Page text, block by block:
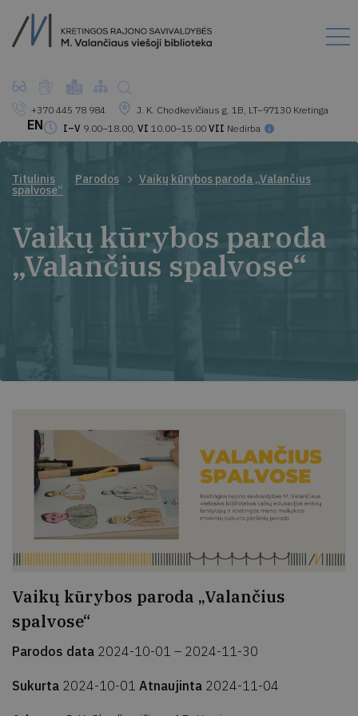
+370 445 78 984
J. K. Chodkevičiaus g. 1B, LT–97130 Kretinga
I–V 9.00–18.00, VI 10.00–15.00 VII Nedirba
EN
Titulinis Parodos Vaikų kūrybos paroda „Valančius
spalvose“
Vaikų kūrybos paroda
„Valančius spalvose“
Vaikų kūrybos paroda „Valančius
spalvose“
Parodos data 2024-10-01 – 2024-11-30
Sukurta 2024-10-01 Atnaujinta 2024-11-04